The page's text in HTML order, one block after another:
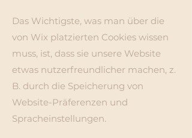
Das Wichtigste, was man über die
von Wix platzierten Cookies wissen
muss, ist, dass sie unsere Website
etwas nutzerfreundlicher machen, z.
B. durch die Speicherung von
Website-Präferenzen und
Spracheinstellungen.